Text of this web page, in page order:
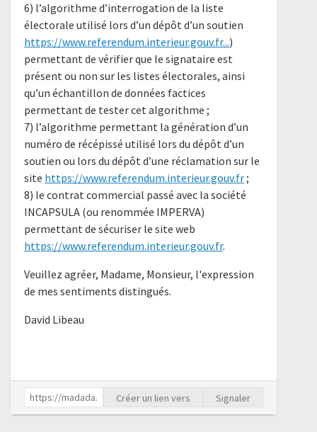
6) l’algorithme d’interrogation de la liste
électorale utilisé lors d’un dépôt d’un soutien
https://www.referendum.interieur.gouv.fr...)
permettant de vérifier que le signataire est
présent ou non sur les listes électorales, ainsi
qu’un échantillon de données factices
permettant de tester cet algorithme ;
7) l’algorithme permettant la génération d’un
numéro de récépissé utilisé lors du dépôt d’un
soutien ou lors du dépôt d’une réclamation sur le
site https://www.referendum.interieur.gouv.fr;
8) le contrat commercial passé avec la société
INCAPSULA (ou renommée IMPERVA)
permettant de sécuriser le site web
https://www.referendum.interieur.gouv.fr.
Veuillez agréer, Madame, Monsieur, l'expression
de mes sentiments distingués.
David Libeau
Créer un lien vers Signaler